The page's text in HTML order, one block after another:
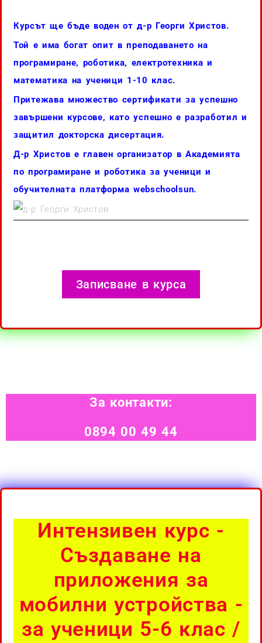
Курсът ще бъде воден от д-р Георги Христов.
Той е има богат опит в преподаването на
програмиране, роботика, електротехника и
математика на ученици 1-10 клас.
Притежава множество сертификати за успешно
завършени курсове, като успешно е разработил и
защитил докторска дисертация.
Д-р Христов е главен организатор в Академията
по програмиране и роботика за ученици и
обучителната платформа webschoolsun.
Записване в курса
За контакти:
0894 00 49 44
Интензивен курс -
Създаване на
приложения за
мобилни устройства -
за ученици 5-6 клас /